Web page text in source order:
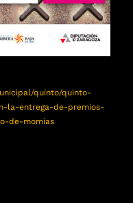
quinto/quinto-
la-entrega-de-premios-
de-momias